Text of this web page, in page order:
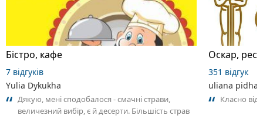
Бістро, кафе
7 відгуків
Yulia Dykukha
Дякую, мені сподобалося - смачні страви,
величезний вибір, є й десерти. Більшість страв
Оскар,
351 відгук
uliana
Класно